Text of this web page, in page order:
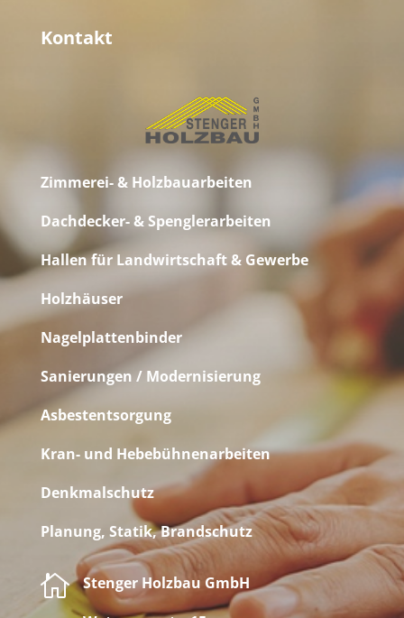
Kontakt
Zimmerei- & Holzbauarbeiten
Dachdecker- & Spenglerarbeiten
Hallen für Landwirtschaft & Gewerbe
Holzhäuser
Nagelplattenbinder
Sanierungen / Modernisierung
Asbestentsorgung
Kran- und Hebebühnenarbeiten
Denkmalschutz
Planung, Statik, Brandschutz

Stenger Holzbau GmbH